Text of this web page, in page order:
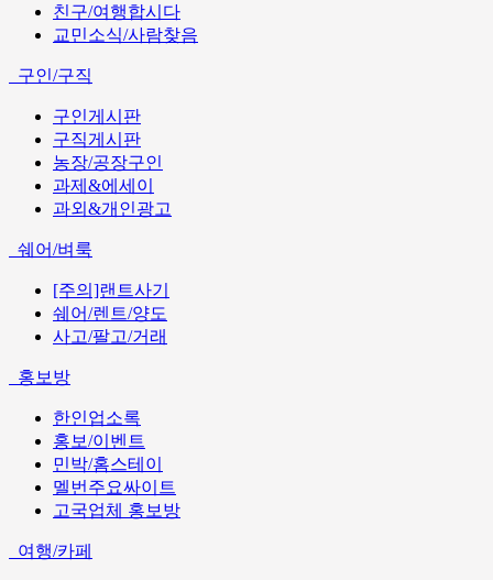
친구/여행합시다
교민소식/사람찾음
구인/구직
구인게시판
구직게시판
농장/공장구인
과제&에세이
과외&개인광고
쉐어/벼룩
[주의]랜트사기
쉐어/렌트/양도
사고/팔고/거래
홍보방
한인업소록
홍보/이벤트
민박/홈스테이
멜번주요싸이트
고국업체 홍보방
여행/카페